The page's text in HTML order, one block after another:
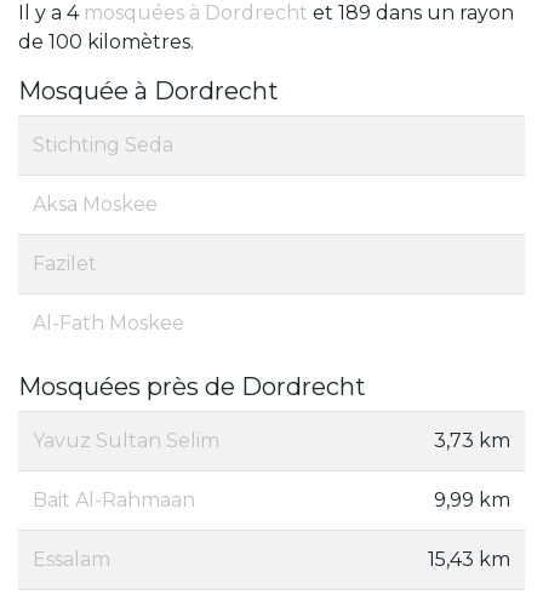
Il y a 4 mosquées à Dordrecht et 189 dans un rayon
de 100 kilomètres.
Mosquée à Dordrecht
Stichting Seda
Aksa Moskee
Fazilet
Al-Fath Moskee
Mosquées près de Dordrecht
Yavuz Sultan Selim 3,73 km
Bait Al-Rahmaan 9,99 km
Essalam 15,43 km